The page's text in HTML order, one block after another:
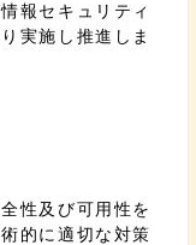
報セキュリティ
実施し推進しま
性及び可用性を
的に適切な対策